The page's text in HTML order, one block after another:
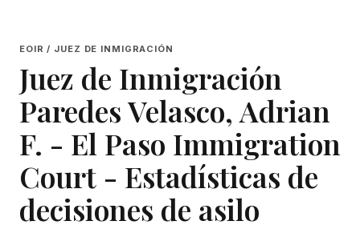
EOIR / JUEZ DE INMIGRACIÓN
Juez de Inmigración
Paredes Velasco, Adrian
F. - El Paso Immigration
Court - Estadísticas de
decisiones de asilo